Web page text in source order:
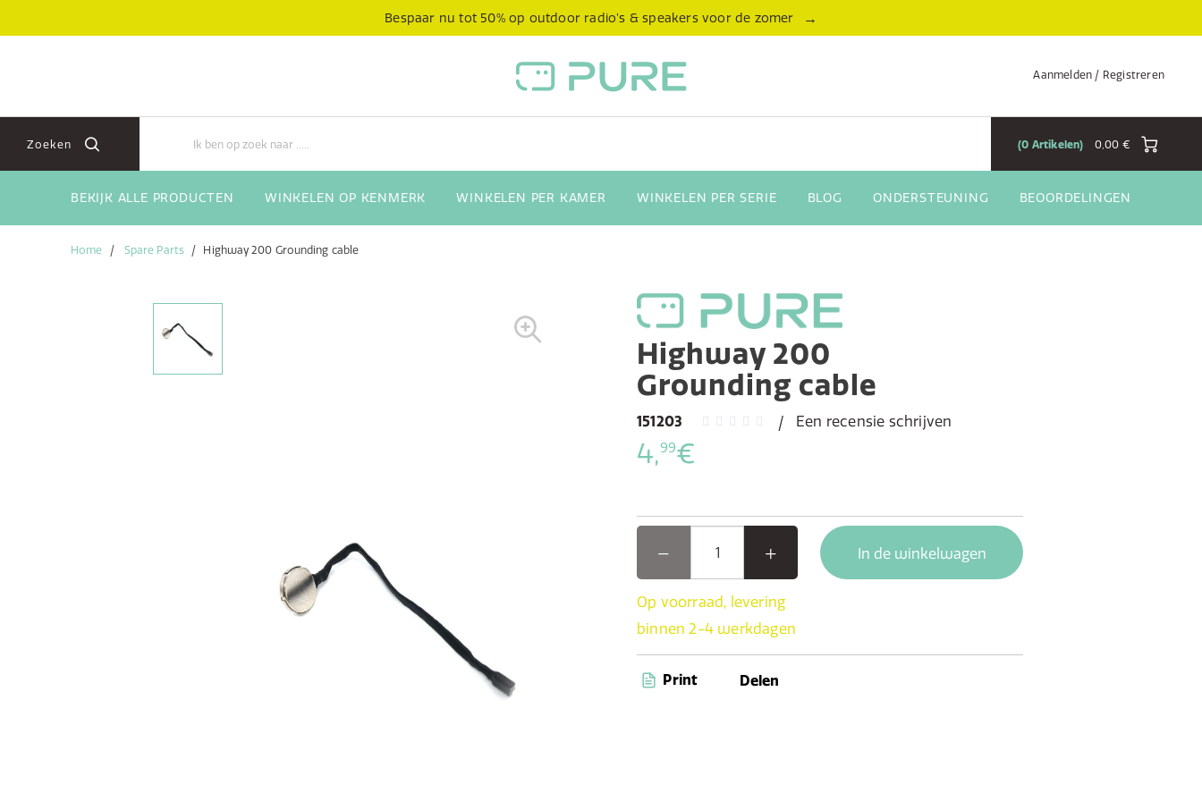
Bespaar nu tot 50% op outdoor radio’s & speakers voor de zomer →
Aanmelden / Registreren
Zoeken 0,00 €
0 Artikelen
BEKIJK ALLE PRODUCTEN WINKELEN OP KENMERK WINKELEN PER KAMER WINKELEN PER SERIE BLOG ONDERSTEUNING BEOORDELINGEN
Home Spare Parts Highway 200 Grounding cable
Highway 200
Grounding cable
151203 Een recensie schrijven
4,99€
Op voorraad, levering
binnen 2-4 werkdagen
In de winkelwagen
Print Delen